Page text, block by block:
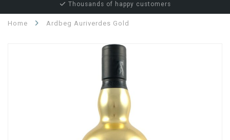
Thousands of happy customers
Home Ardbeg Auriverdes Gold